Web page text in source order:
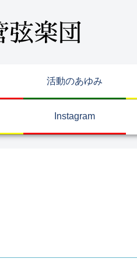
活動のあゆみ
Instagram